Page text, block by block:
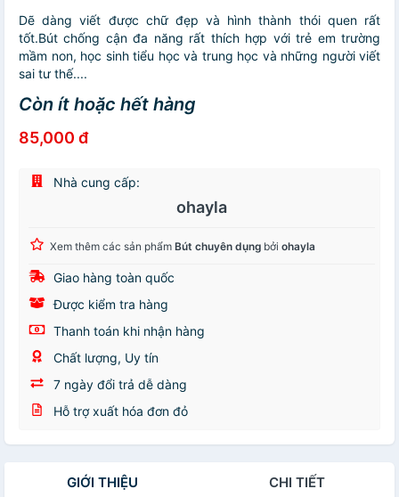
Dẽ dàng viết được chữ đẹp và hình thành thói quen rất
tốt.Bút chống cận đa năng rất thích hợp với trẻ em trường
mầm non, học sinh tiểu học và trung học và những người viết
sai tư thế....
Còn ít hoặc hết hàng
85,000 đ
Nhà cung cấp:
ohayla
Xem thêm các sản phẩm Bút chuyên dụng bởi ohayla
Giao hàng toàn quốc
Được kiểm tra hàng
Thanh toán khi nhận hàng
Chất lượng, Uy tín
7 ngày đổi trả dễ dàng
Hỗ trợ xuất hóa đơn đỏ
GIỚI THIỆU CHI TIẾT